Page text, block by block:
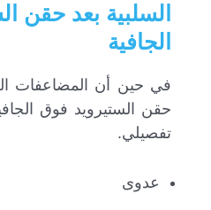
السلبية بعد حقن
الجافية
في حين أن المضاعفات
حقن الستيرويد فوق
تفصيلي.
عدوى